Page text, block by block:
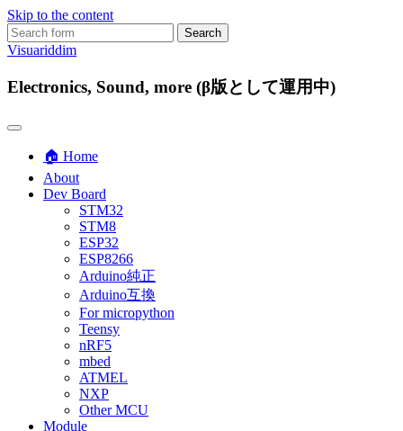
Skip to the content
Search
for:
Visuariddim
Electronics, Sound, more (β版として運用中)
🏠 Home
About
Dev Board
STM32
STM8
ESP32
ESP8266
Arduino純正
Arduino互換
For micropython
Teensy
nRF5
mbed
ATMEL
NXP
Other MCU
Module